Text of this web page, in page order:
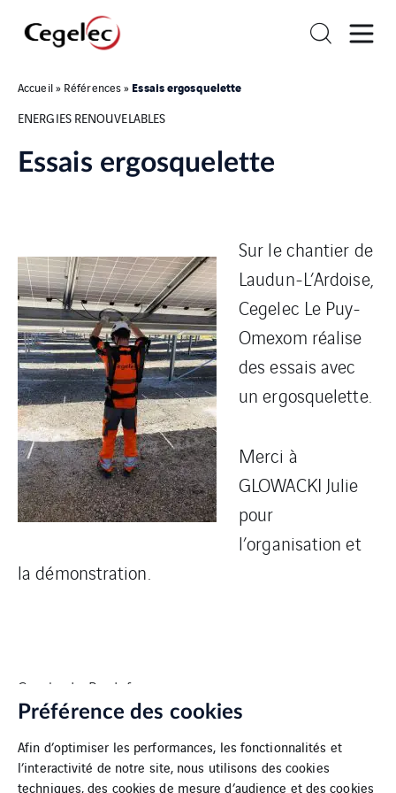
Accueil» Références» Essais ergosquelette
ENERGIES RENOUVELABLES
Essais ergosquelette
Sur le chantier de
Laudun-L’Ardoise,
Cegelec Le Puy-
Omexom réalise
des essais avec
un ergosquelette.
Merci à
GLOWACKI Julie
pour
l’organisation et
la démonstration.
Cegelec Le Puy Infra
Préférence des cookies
Afin d’optimiser les performances, les fonctionnalités et
l’interactivité de notre site, nous utilisons des cookies
techniques, des cookies de mesure d’audience et des cookies